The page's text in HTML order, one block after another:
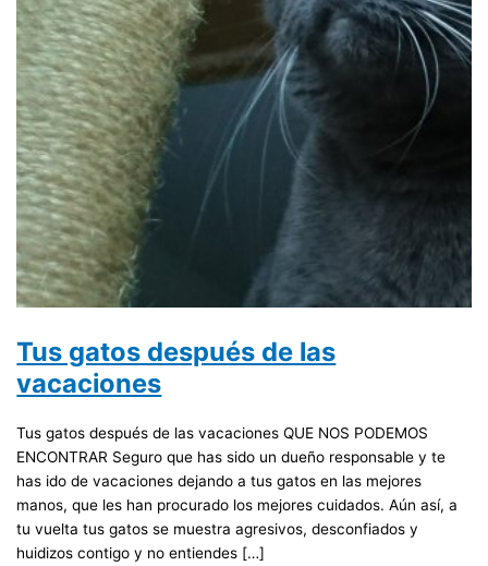
Tus gatos después de las
vacaciones
Tus gatos después de las vacaciones QUE NOS PODEMOS
ENCONTRAR Seguro que has sido un dueño responsable y te
has ido de vacaciones dejando a tus gatos en las mejores
manos, que les han procurado los mejores cuidados. Aún así, a
tu vuelta tus gatos se muestra agresivos, desconfiados y
huidizos contigo y no entiendes […]